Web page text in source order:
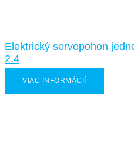
Elektrický servopohon
2.4
VIAC INFORMÁCIÍ